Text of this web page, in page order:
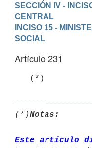
SECCIÓN IV -
CENTRAL
INCISO 15 -
SOCIAL
Artículo 231
(*)Notas:
Este artículo